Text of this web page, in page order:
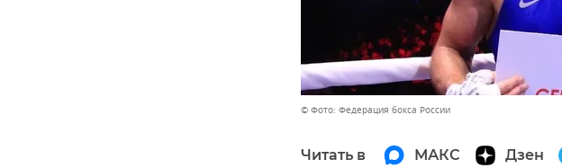
© Фото: Федерация бокса России
Читать в МАКС Дзен